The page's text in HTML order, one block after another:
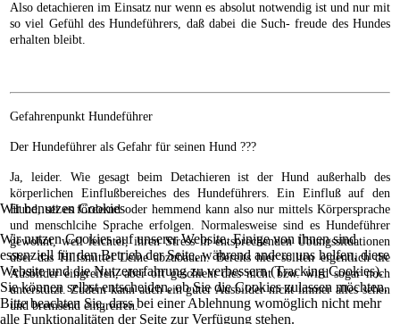
Also detachieren im Einsatz nur wenn es absolut notwendig ist und nur mit
so viel Gefühl des Hundeführers, daß dabei die Such- freude des Hundes
erhalten bleibt.
Gefahrenpunkt Hundeführer
Der Hundeführer als Gefahr für seinen Hund ???
Ja, leider. Wie gesagt beim Detachieren ist der Hund außerhalb des
körperlichen Einflußbereiches des Hundeführers. Ein Einfluß auf den
Hund, sei es fördernd oder hemmend kann also nur mittels Körpersprache
und menschlcihe Sprache erfolgen. Normalesweise sind es Hundeführer
gewohnt, weil leichter, ihren Stress in entsprechenden Übungssituationen
über das Hilfsmittel Leine abzubauen. Bereits hier sollten eigentlich die
Ausbilder eingreifen, aber oft geschieht dies nicht bzw. wird sogar noch
unterstützt. Zudem kann auch ein guter Ausbilder nicht immer alles sehen
und bremsend eingreifen.
Wir benutzen Cookies
Wir nutzen Cookies auf unserer Website. Einige von ihnen sind
essenziell für den Betrieb der Seite, während andere uns helfen, diese
Website und die Nutzererfahrung zu verbessern (Tracking Cookies).
Sie können selbst entscheiden, ob Sie die Cookies zulassen möchten.
Bitte beachten Sie, dass bei einer Ablehnung womöglich nicht mehr
alle Funktionalitäten der Seite zur Verfügung stehen.